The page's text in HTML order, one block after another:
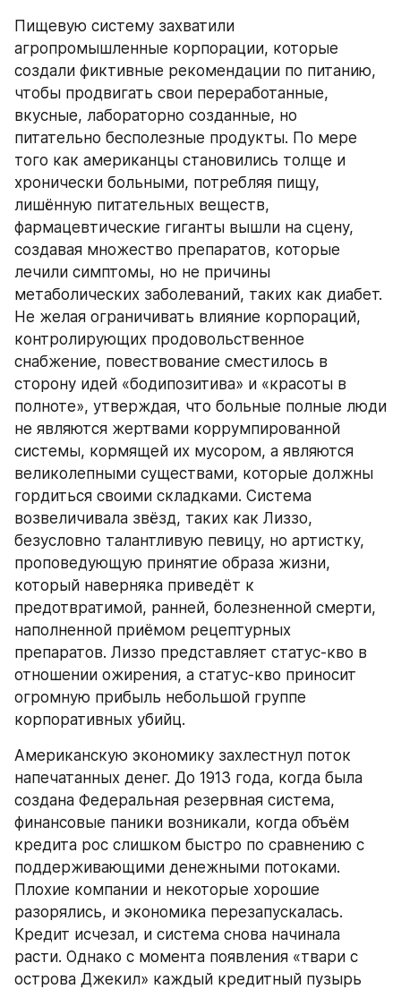
Пищевую систему захватили
агропромышленные корпорации, которые
создали фиктивные рекомендации по питанию,
чтобы продвигать свои переработанные,
вкусные, лабораторно созданные, но
питательно бесполезные продукты. По мере
того как американцы становились толще и
хронически больными, потребляя пищу,
лишённую питательных веществ,
фармацевтические гиганты вышли на сцену,
создавая множество препаратов, которые
лечили симптомы, но не причины
метаболических заболеваний, таких как диабет.
Не желая ограничивать влияние корпораций,
контролирующих продовольственное
снабжение, повествование сместилось в
сторону идей «бодипозитива» и «красоты в
полноте», утверждая, что больные полные люди
не являются жертвами коррумпированной
системы, кормящей их мусором, а являются
великолепными существами, которые должны
гордиться своими складками. Система
возвеличивала звёзд, таких как Лиззо,
безусловно талантливую певицу, но артистку,
проповедующую принятие образа жизни,
который наверняка приведёт к
предотвратимой, ранней, болезненной смерти,
наполненной приёмом рецептурных
препаратов. Лиззо представляет статус-кво в
отношении ожирения, а статус-кво приносит
огромную прибыль небольшой группе
корпоративных убийц.
Американскую экономику захлестнул поток
напечатанных денег. До 1913 года, когда была
создана Федеральная резервная система,
финансовые паники возникали, когда объём
кредита рос слишком быстро по сравнению с
поддерживающими денежными потоками.
Плохие компании и некоторые хорошие
разорялись, и экономика перезапускалась.
Кредит исчезал, и система снова начинала
расти. Однако с момента появления «твари с
острова Джекил» каждый кредитный пузырь